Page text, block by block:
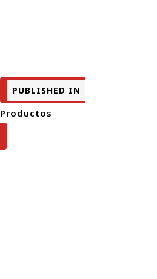
PUBLISHED IN
Productos